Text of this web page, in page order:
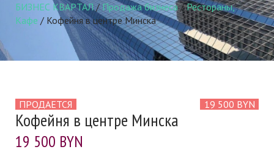
БИЗНЕС КВАРТАЛ/Продажа бизнеса/Рестораны,
Кафе / Кофейня в центре Минска
ПРОДАЕТСЯ 19 500 BYN
Кофейня в центре Минска
19 500 BYN